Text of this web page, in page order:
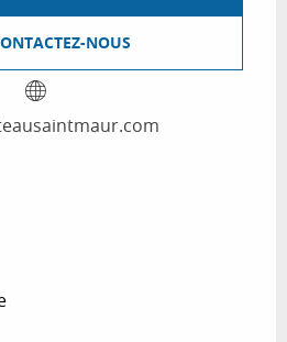
NOUS